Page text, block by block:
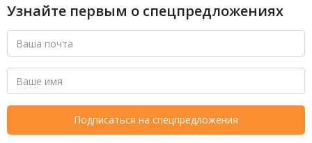
Узнайте первым о спецпредложениях
Подписаться на спецпредложения